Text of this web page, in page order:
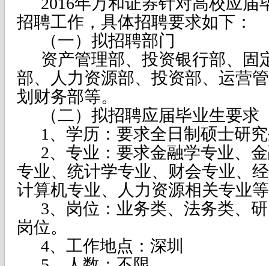
招聘工作，具体招聘要求如下：
（一）拟招聘部门
资产管理部、投资银行部、固
部、人力资源部、投资部、运营
划财务部等。
（二）拟招聘应届毕业生要求
1、学历：要求全日制硕士研
2、专业：要求金融学专业、
专业、统计学专业、财会专业、
计算机专业、人力资源相关专业
3、岗位：业务类、法务类、
岗位。
4、工作地点：深圳